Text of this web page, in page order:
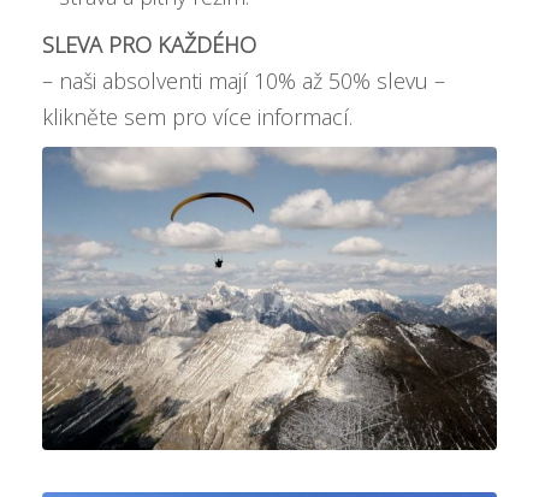
SLEVA PRO KAŽDÉHO
– naši absolventi mají 10% až 50% slevu –
klikněte sem pro více informací.